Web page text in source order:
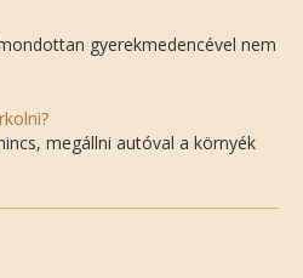
gyerekmedencével nem
megállni autóval a környék